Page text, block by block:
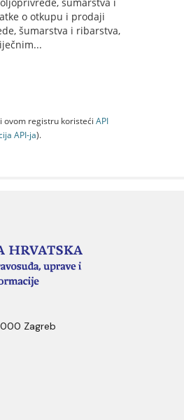
o otkupu i prodaji
šumarstva i ribarstva,
ovom registru koristeći API
API-jа).